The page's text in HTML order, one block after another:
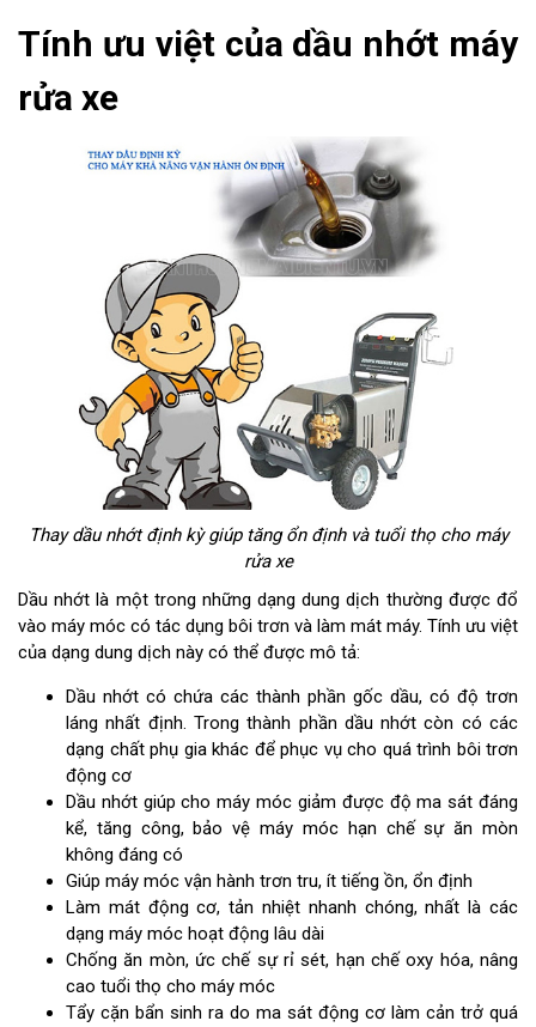
Tính ưu việt của dầu nhớt máy
rửa xe
Thay dầu nhớt định kỳ giúp tăng ổn định và tuổi thọ cho máy
rửa xe
Dầu nhớt là một trong những dạng dung dịch thường được đổ
vào máy móc có tác dụng bôi trơn và làm mát máy. Tính ưu việt
của dạng dung dịch này có thể được mô tả:
Dầu nhớt có chứa các thành phần gốc dầu, có độ trơn
láng nhất định. Trong thành phần dầu nhớt còn có các
dạng chất phụ gia khác để phục vụ cho quá trình bôi trơn
động cơ
Dầu nhớt giúp cho máy móc giảm được độ ma sát đáng
kể, tăng công, bảo vệ máy móc hạn chế sự ăn mòn
không đáng có
Giúp máy móc vận hành trơn tru, ít tiếng ồn, ổn định
Làm mát động cơ, tản nhiệt nhanh chóng, nhất là các
dạng máy móc hoạt động lâu dài
Chống ăn mòn, ức chế sự rỉ sét, hạn chế oxy hóa, nâng
cao tuổi thọ cho máy móc
Tẩy cặn bẩn sinh ra do ma sát động cơ làm cản trở quá